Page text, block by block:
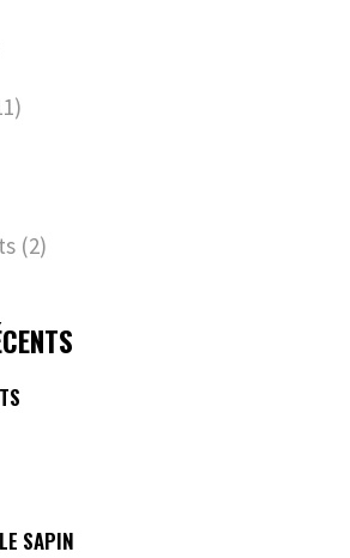
(2)
SAPIN